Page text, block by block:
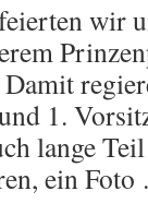
wir
1.
lange
ein